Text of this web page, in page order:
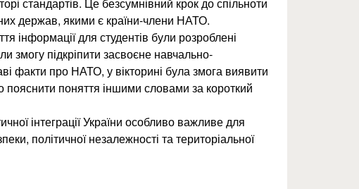
держав, якими є країни-члени НАТО.
інформації для студентів були розроблені
змогу підкріпити засвоєне навчально-
факти про НАТО, у вікторині була змога виявити
пояснити поняття іншими словами за короткий
інтеграції України особливо важливе для
політичної незалежності та територіальної